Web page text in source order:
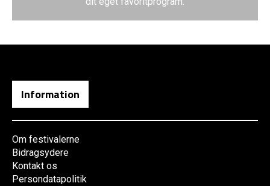
Information
Om festivalerne
Bidragsydere
Kontakt os
Persondatapolitik